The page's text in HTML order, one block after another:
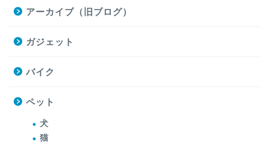
アーカイブ（旧ブログ）
ガジェット
バイク
ペット
犬
猫